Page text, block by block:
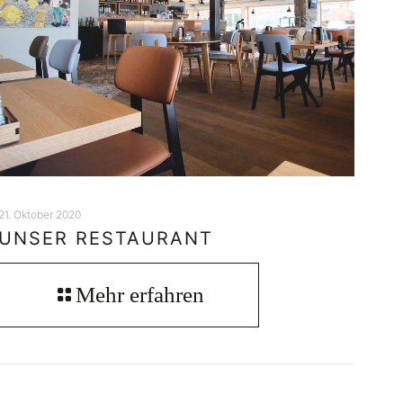
Oktober 2020
RESTAURANT
Mehr erfahren